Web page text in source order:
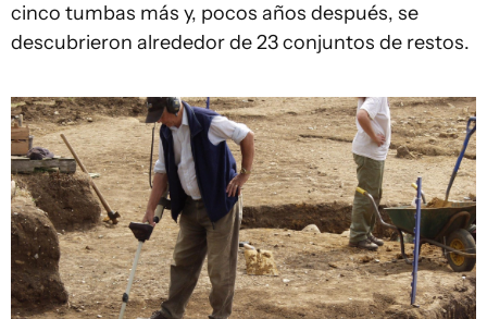
cinco tumbas más y, pocos años después, se
descubrieron alrededor de 23 conjuntos de restos.